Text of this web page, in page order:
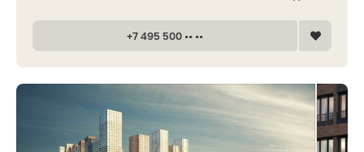
+7 495 500 •• ••